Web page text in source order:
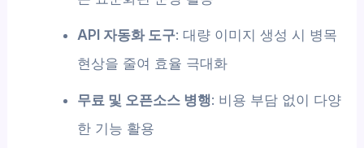
API 자동화 도구: 대량 이미지 생성 시 병목
현상을 줄여 효율 극대화
무료 및 오픈소스 병행: 비용 부담 없이 다양
한 기능 활용